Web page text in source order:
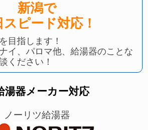
新潟で
スピード対応！
目指します！
イ、パロマ他、給湯器のことな
ください！
湯器メーカー対応
ノーリツ給湯器